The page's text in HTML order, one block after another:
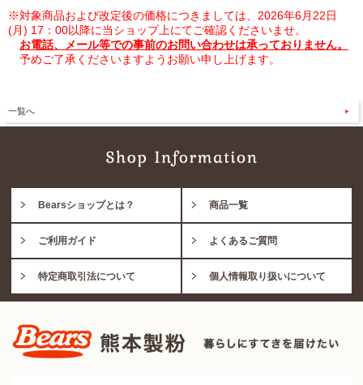
※対象商品および改定後の価格につきましては、2026年6月22日
(月) 17：00以降に当ショップ上にてご確認くださいませ。
お電話、メール等での事前のお問い合わせは承っておりません。
予めご了承くださいますようお願い申し上げます。
一覧へ
Bearsショップとは？ 商品一覧
ご利用ガイド よくあるご質問
特定商取引法について 個人情報取り扱いについて